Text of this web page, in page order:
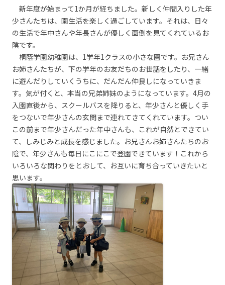
新年度が始まって1か月が経ちました。新しく仲間入りした年
少さんたちは、園生活を楽しく過ごしています。それは、日々
の生活で年中さんや年長さんが優しく面倒を見てくれているお
陰です。
桐蔭学園幼稚園は、1学年1クラスの小さな園です。お兄さん
お姉さんたちが、下の学年のお友だちのお世話をしたり、一緒
に遊んだりしていくうちに、だんだん仲良しになっていきま
す。気が付くと、本当の兄弟姉妹のようになっています。4月の
入園直後から、スクールバスを降りると、年少さんと優しく手
をつないで年少さんの玄関まで連れてきてくれています。つい
この前まで年少さんだった年中さんも、これが自然とできてい
て、しみじみと成長を感じました。お兄さんお姉さんたちのお
陰で、年少さんも毎日にこにこで登園できています！これから
いろいろな関わりをとおして、お互いに育ち合っていきたいと
思います。